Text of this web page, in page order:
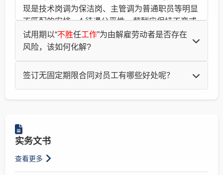
现是技术岗调为保洁岗、主管调为普通职员等明显
不匹配的安排。4.待遇公平性。薪酬应保持不变或
进行合理调整。合法做法是薪资降幅通常不超过
20%，并为因调岗增加的通勤成本提供交通补贴等
20%），或取消原有福利待遇。5.程序正当性。公
件。领导找你谈调岗降薪的事宜时，可以表示需要
时间考虑，别当场答应或拒绝。单位口头跟你说调
岗降薪，事后可以礼貌向单位索要一份书面通知，
试用期以“不胜任工作”为由解雇劳动者是否存在
风险，该如何化解?
险，该如何化解? 答：您好，一般企业都会以这个为由
解雇劳动者，存在风险。一是要完善日常考核，一定要
风险。
签订无固定期限合同对员工有哪些好处呢？
会对我有好处吗？ 答：您好，一旦员工与单位签了无
固定期限劳动合同，就不能以员工不能
终止劳动合同，只能按照解除劳动合同的相关规定处
理，并须支付员工补偿金。 企业在进行“经济性裁员”
实务文书
查看更多